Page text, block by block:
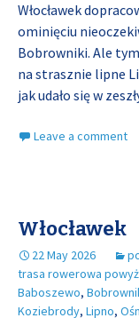
Włocławek
ominięciu
Bobrowniki. Ale
na strasznie lipne
jak udało się w
Leave a comment
Włocławek
22 May 2026
trasa rowerowa
Baboszewo,
Koziebrody, Lipno,